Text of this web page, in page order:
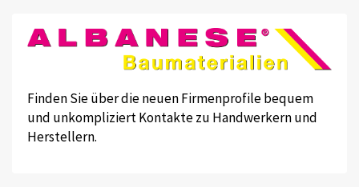
Finden Sie über die neuen Firmenprofile bequem
und unkompliziert Kontakte zu Handwerkern und
Herstellern.